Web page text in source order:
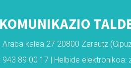
Araba kalea 27 20800 Zarautz
943 89 00 17 | Helbide elektronikoa: